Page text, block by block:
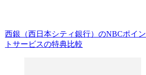
西銀（西日本シティ銀行）のNBCポイン
トサービスの特典比較